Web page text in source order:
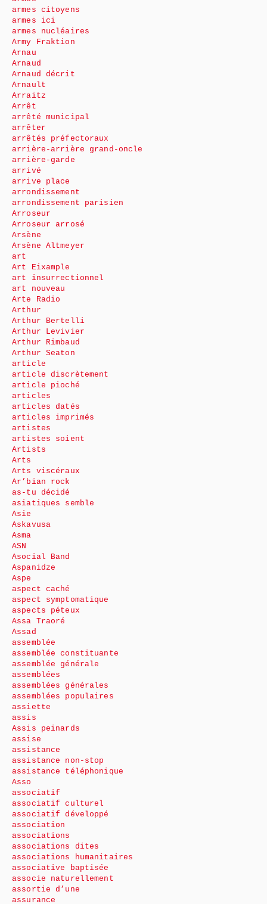
armes citoyens
armes ici
armes nucléaires
Army Fraktion
Arnau
Arnaud
Arnaud décrit
Arnault
Arraitz
Arrêt
arrêté municipal
arrêter
arrêtés préfectoraux
arrière-arrière grand-oncle
arrière-garde
arrivé
arrive place
arrondissement
arrondissement parisien
Arroseur
Arroseur arrosé
Arsène
Arsène Altmeyer
art
Art Eixample
art insurrectionnel
art nouveau
Arte Radio
Arthur
Arthur Bertelli
Arthur Levivier
Arthur Rimbaud
Arthur Seaton
article
article discrètement
article pioché
articles
articles datés
articles imprimés
artistes
artistes soient
Artists
Arts
Arts viscéraux
Ar’bian rock
as-tu décidé
asiatiques semble
Asie
Askavusa
Asma
ASN
Asocial Band
Aspanidze
Aspe
aspect caché
aspect symptomatique
aspects péteux
Assa Traoré
Assad
assemblée
assemblée constituante
assemblée générale
assemblées
assemblées générales
assemblées populaires
assiette
assis
Assis peinards
assise
assistance
assistance non-stop
assistance téléphonique
Asso
associatif
associatif culturel
associatif développé
association
associations
associations dites
associations humanitaires
associative baptisée
associe naturellement
assortie d’une
assurance